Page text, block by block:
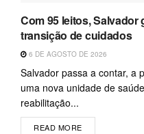
Com 95 leitos,
transição de cuidados
6 DE AGOSTO DE 2026
Salvador passa a contar, a
uma nova unidade de
reabilitação...
READ MORE